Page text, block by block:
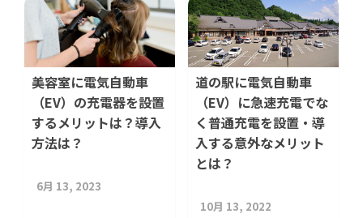
美容室に電気自動車
（EV）の充電器を設置
するメリットは？導入
方法は？
6月 13, 2023
道の駅に電気自動車
（EV）に急速充電でな
く普通充電を設置・導
入する意外なメリット
とは？
10月 13, 2022